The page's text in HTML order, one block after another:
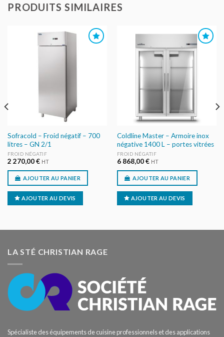
PRODUITS SIMILAIRES
Sofracold – Froid négatif – 700
litres – GN 2/1
FROID NÉGATIF
2 270,00€ HT
AJOUTER AU PANIER
AJOUTER AU DEVIS
AJOUTER
AU DEVIS
Coldline Master – Armoire inox
négative 1400 L – portes vitrées
FROID NÉGATIF
6 868,00€ HT
AJOUTER AU PANIER
AJOUTER AU DEVIS
LA STÉ CHRISTIAN RAGE
Spécialiste des équipements de cuisine professionnels et des applications